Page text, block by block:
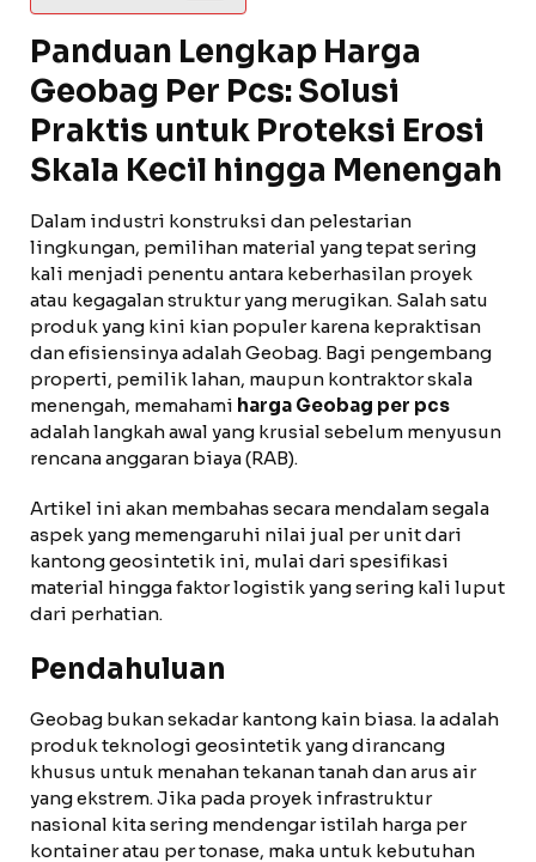
Panduan Lengkap Harga
Geobag Per Pcs: Solusi
Praktis untuk Proteksi Erosi
Skala Kecil hingga Menengah
Dalam industri konstruksi dan pelestarian
lingkungan, pemilihan material yang tepat sering
kali menjadi penentu antara keberhasilan proyek
atau kegagalan struktur yang merugikan. Salah satu
produk yang kini kian populer karena kepraktisan
dan efisiensinya adalah Geobag. Bagi pengembang
properti, pemilik lahan, maupun kontraktor skala
menengah, memahami harga Geobag per pcs
adalah langkah awal yang krusial sebelum menyusun
rencana anggaran biaya (RAB).
Artikel ini akan membahas secara mendalam segala
aspek yang memengaruhi nilai jual per unit dari
kantong geosintetik ini, mulai dari spesifikasi
material hingga faktor logistik yang sering kali luput
dari perhatian.
Pendahuluan
Geobag bukan sekadar kantong kain biasa. Ia adalah
produk teknologi geosintetik yang dirancang
khusus untuk menahan tekanan tanah dan arus air
yang ekstrem. Jika pada proyek infrastruktur
nasional kita sering mendengar istilah harga per
kontainer atau per tonase, maka untuk kebutuhan